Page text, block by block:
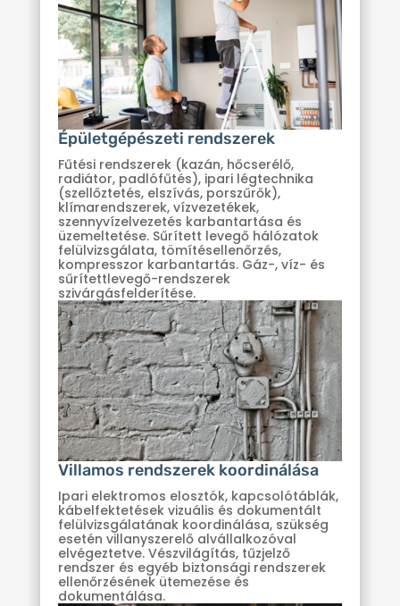
Épületgépészeti rendszerek
Fűtési rendszerek (kazán, hőcserélő,
radiátor, padlófűtés), ipari légtechnika
(szellőztetés, elszívás, porszűrők),
klímarendszerek, vízvezetékek,
szennyvízelvezetés karbantartása és
üzemeltetése. Sűrített levegő hálózatok
felülvizsgálata, tömítésellenőrzés,
kompresszor karbantartás. Gáz-, víz- és
sűrítettlevegő-rendszerek
szivárgásfelderítése.
Villamos rendszerek koordinálása
Ipari elektromos elosztók, kapcsolótáblák,
kábelfektetések vizuális és dokumentált
felülvizsgálatának koordinálása, szükség
esetén villanyszerelő alvállalkozóval
elvégeztetve. Vészvilágítás, tűzjelző
rendszer és egyéb biztonsági rendszerek
ellenőrzésének ütemezése és
dokumentálása.